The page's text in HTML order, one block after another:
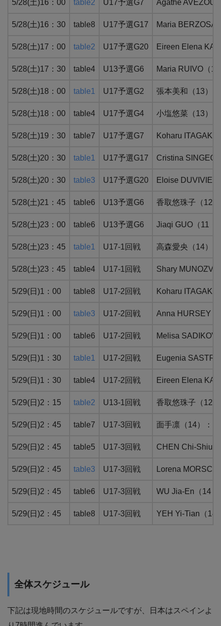
5/28(土)16：00 table2 U17予選G7 Agathe
5/28(土)16：30 table8 U17予選G17 Maria
5/28(土)17：00 table2 U17予選G20 Eireen Elena
5/28(土)17：30 table4 U13予選G6 Maria RUIVO（
5/28(土)18：00 table1 U17予選G2 張本美和（13）
5/28(土)18：00 table4 U17予選G4 小塩悠菜（13）
5/28(土)19：30 table7 U17予選G7 Koharu
5/28(土)20：30 table1 U17予選G17 Cristina
5/28(土)20：30 table3 U17予選G20 Eloise
5/28(土)21：45 table6 U13予選G6 香取悠珠子（12
5/28(土)23：00 table6 U13予選G6 Jiaqi GUO（11
5/28(土)23：45 table1 U17-1回戦 高森愛央（14）
5/28(土)23：45 table4 U17-1回戦 Shary
5/29(日)1：00 table8 U17-2回戦 Koharu
5/29(日)1：00 table3 U17-2回戦 Anna HURSEY
5/29(日)1：00 table6 U17-2回戦 Melisa
5/29(日)1：30 table1 U17-2回戦 Eugenia
5/29(日)1：30 table4 U17-2回戦 Eireen Elena
5/29(日)2：15 table2 U13-1回戦 香取悠珠子（12
5/29(日)2：45 table7 U17-3回戦 面手凛（14）：
5/29(日)2：45 table5 U17-3回戦 CHEN Chi-
5/29(日)2：45 table3 U17-3回戦 Lorena
5/29(日)2：45 table6 U17-3回戦 WU Jia-En（14
5/29(日)2：45 table8 U17-3回戦 YEH Yi-Tian（
全体スケジュール
下記は現地時間のスケジュールですが、日本はスペインよ